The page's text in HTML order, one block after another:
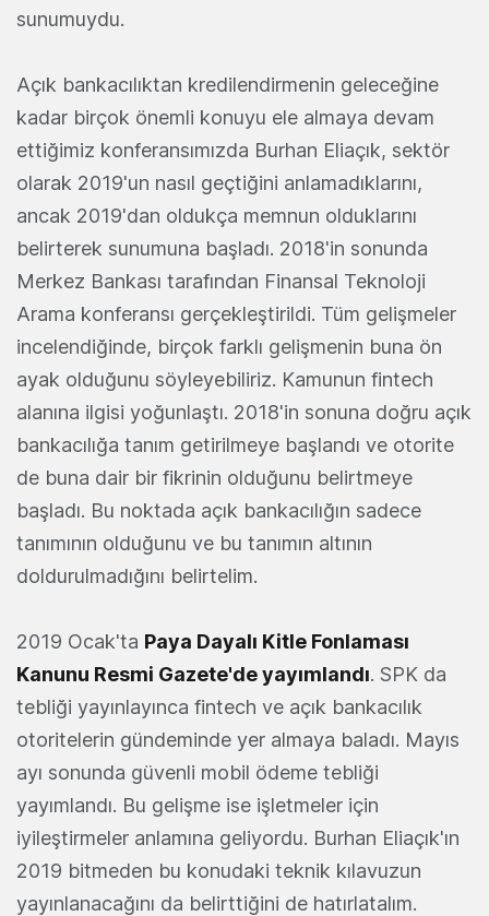
sunumuydu.
Açık bankacılıktan kredilendirmenin geleceğine
kadar birçok önemli konuyu ele almaya devam
ettiğimiz konferansımızda Burhan Eliaçık, sektör
olarak 2019'un nasıl geçtiğini anlamadıklarını,
ancak 2019'dan oldukça memnun olduklarını
belirterek sunumuna başladı. 2018'in sonunda
Merkez Bankası tarafından Finansal Teknoloji
Arama konferansı gerçekleştirildi. Tüm gelişmeler
incelendiğinde, birçok farklı gelişmenin buna ön
ayak olduğunu söyleyebiliriz. Kamunun fintech
alanına ilgisi yoğunlaştı. 2018'in sonuna doğru açık
bankacılığa tanım getirilmeye başlandı ve otorite
de buna dair bir fikrinin olduğunu belirtmeye
başladı. Bu noktada açık bankacılığın sadece
tanımının olduğunu ve bu tanımın altının
doldurulmadığını belirtelim.
2019 Ocak'ta Paya Dayalı Kitle Fonlaması
Kanunu Resmi Gazete'de yayımlandı. SPK da
tebliği yayınlayınca fintech ve açık bankacılık
otoritelerin gündeminde yer almaya baladı. Mayıs
ayı sonunda güvenli mobil ödeme tebliği
yayımlandı. Bu gelişme ise işletmeler için
iyileştirmeler anlamına geliyordu. Burhan Eliaçık'ın
2019 bitmeden bu konudaki teknik kılavuzun
yayınlanacağını da belirttiğini de hatırlatalım.